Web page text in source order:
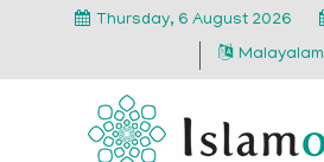
Thursday, 6 August 2026
Malayalam